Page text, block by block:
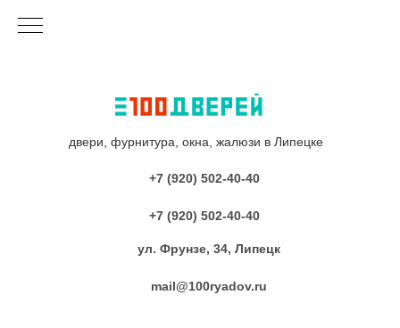
двери, фурнитура, окна, жалюзи в Липецке
+7 (920) 502-40-40
+7 (920) 502-40-40
ул. Фрунзе, 34, Липецк
mail@100ryadov.ru